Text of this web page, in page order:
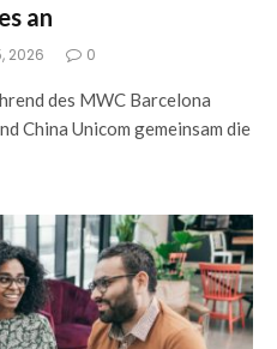
an
2026 0
des MWC Barcelona
China Unicom gemeinsam die